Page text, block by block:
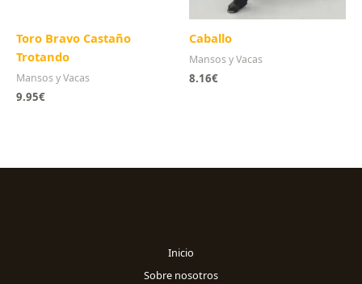
Toro Bravo Castaño
Trotando
Mansos y Vacas
9.95€
Caballo
Mansos y Vacas
8.16€
Inicio
Sobre nosotros